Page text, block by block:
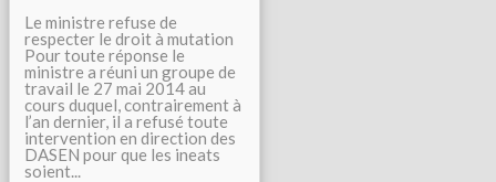
Le ministre refuse de
respecter le droit à mutation
Pour toute réponse le
ministre a réuni un groupe de
travail le 27 mai 2014 au
cours duquel, contrairement à
l’an dernier, il a refusé toute
intervention en direction des
DASEN pour que les ineats
soient...